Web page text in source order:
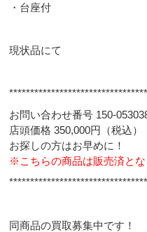
・台座付
現状品にて
お問い合わせ番号 150-
店頭価格 350,000円（税込）
お探しの方はお早めに！
※こちらの商品は販売済とな
同商品の買取募集中です！